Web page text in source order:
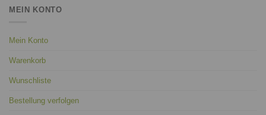
MEIN KONTO
Mein Konto
Warenkorb
Wunschliste
Bestellung verfolgen